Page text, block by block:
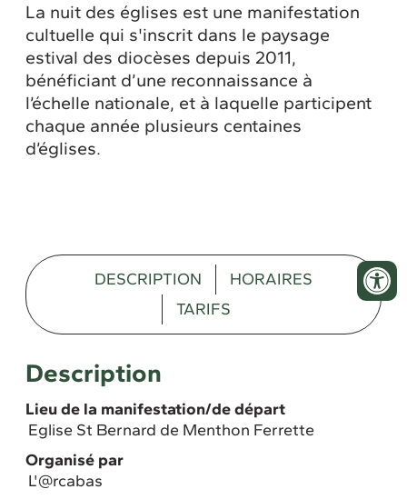
La nuit des églises est une manifestation
cultuelle qui s'inscrit dans le paysage
estival des diocèses depuis 2011,
bénéficiant d’une reconnaissance à
l’échelle nationale, et à laquelle participent
chaque année plusieurs centaines
d’églises.
DESCRIPTION
HORAIRES
TARIFS
Description
Lieu de la manifestation/de départ
Eglise St Bernard de Menthon Ferrette
Organisé par
L'@rcabas